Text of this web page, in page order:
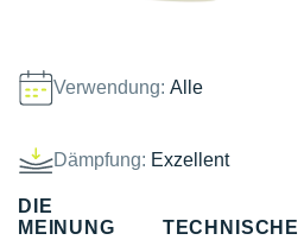
Verwendung: Alle
Dämpfung: Exzellent
DIE
MEINUNG
TECHNISCHE